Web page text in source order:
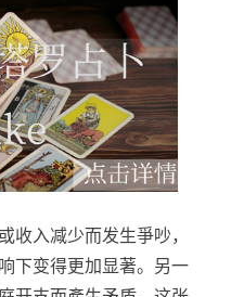
收入减少而发生爭吵，
下变得更加显著。另一